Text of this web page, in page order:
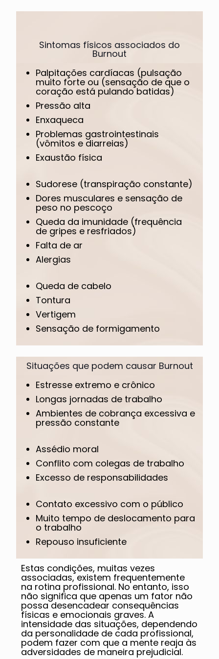
Sintomas físicos associados do
Burnout
Palpitações cardíacas (pulsação
muito forte ou (sensação de que o
coração está pulando batidas)
Pressão alta
Enxaqueca
Problemas gastrointestinais
(vômitos e diarreias)
Exaustão física
Sudorese (transpiração constante)
Dores musculares e sensação de
peso no pescoço
Queda da imunidade (frequência
de gripes e resfriados)
Falta de ar
Alergias
Queda de cabelo
Tontura
Vertigem
Sensação de formigamento
Situações que podem causar Burnout
Estresse extremo e crônico
Longas jornadas de trabalho
Ambientes de cobrança excessiva e
pressão constante
Assédio moral
Conflito com colegas de trabalho
Excesso de responsabilidades
Contato excessivo com o público
Muito tempo de deslocamento para
o trabalho
Repouso insuficiente
Estas condições, muitas vezes
associadas, existem frequentemente
na rotina profissional. No entanto, isso
não significa que apenas um fator não
possa desencadear consequências
físicas e emocionais graves. A
intensidade das situações, dependendo
da personalidade de cada profissional,
podem fazer com que a mente reaja às
adversidades de maneira prejudicial.